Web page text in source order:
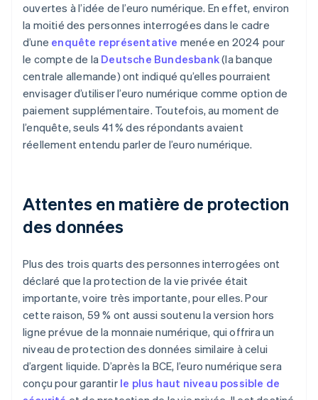
ouvertes à l’idée de l’euro numérique. En effet, environ
la moitié des personnes interrogées dans le cadre
d’une enquête représentative menée en 2024 pour
le compte de la Deutsche Bundesbank(la banque
centrale allemande) ont indiqué qu’elles pourraient
envisager d’utiliser l’euro numérique comme option de
paiement supplémentaire. Toutefois, au moment de
l’enquête, seuls 41 % des répondants avaient
réellement entendu parler de l’euro numérique.
Attentes en matière de protection
des données
Plus des trois quarts des personnes interrogées ont
déclaré que la protection de la vie privée était
importante, voire très importante, pour elles. Pour
cette raison, 59 % ont aussi soutenu la version hors
ligne prévue de la monnaie numérique, qui offrira un
niveau de protection des données similaire à celui
d’argent liquide. D’après la BCE, l’euro numérique sera
conçu pour garantir le plus haut niveau possible de